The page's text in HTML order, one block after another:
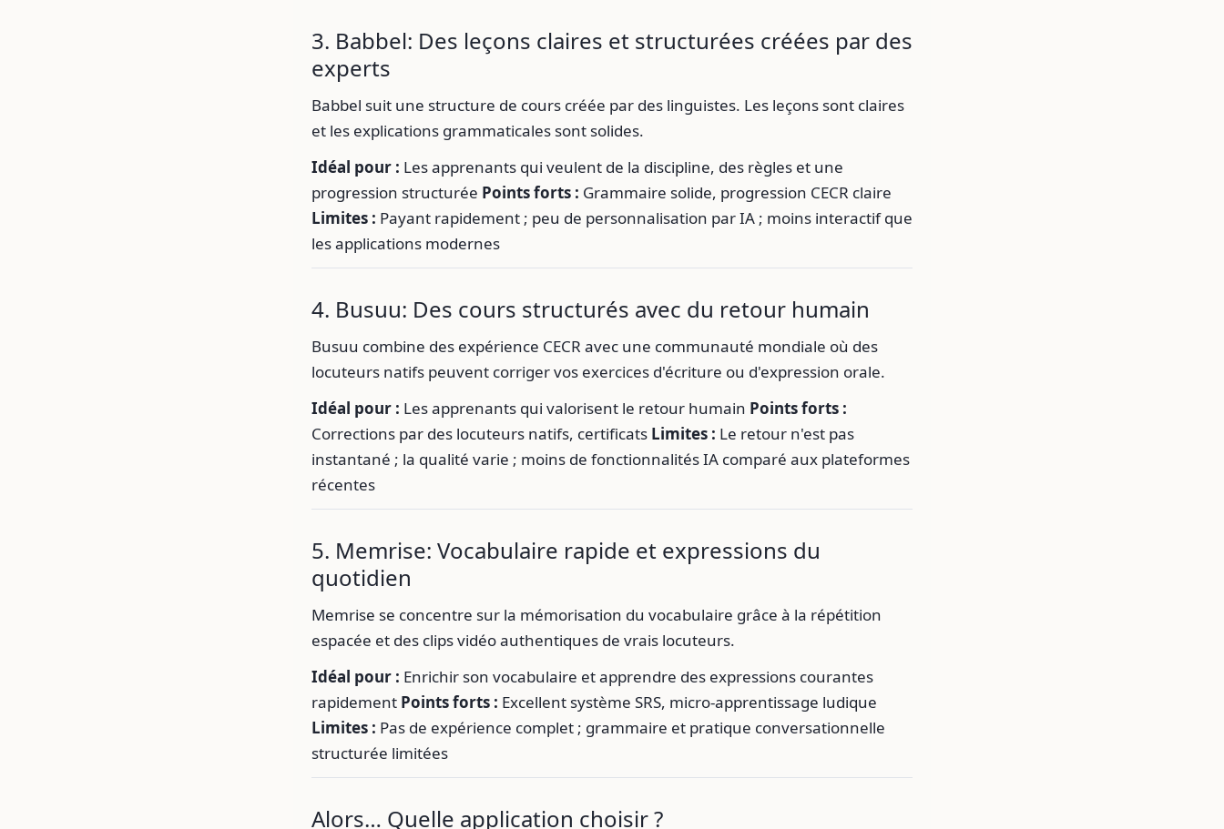
3. Babbel: Des leçons claires et structurées créées par des
experts
Babbel suit une structure de cours créée par des linguistes. Les leçons sont claires
et les explications grammaticales sont solides.
Idéal pour : Les apprenants qui veulent de la discipline, des règles et une
progression structurée Points forts : Grammaire solide, progression CECR claire
Limites : Payant rapidement ; peu de personnalisation par IA ; moins interactif que
les applications modernes
4. Busuu: Des cours structurés avec du retour humain
Busuu combine des expérience CECR avec une communauté mondiale où des
locuteurs natifs peuvent corriger vos exercices d'écriture ou d'expression orale.
Idéal pour : Les apprenants qui valorisent le retour humain Points forts :
Corrections par des locuteurs natifs, certificats Limites : Le retour n'est pas
instantané ; la qualité varie ; moins de fonctionnalités IA comparé aux plateformes
récentes
5. Memrise: Vocabulaire rapide et expressions du
quotidien
Memrise se concentre sur la mémorisation du vocabulaire grâce à la répétition
espacée et des clips vidéo authentiques de vrais locuteurs.
Idéal pour : Enrichir son vocabulaire et apprendre des expressions courantes
rapidement Points forts : Excellent système SRS, micro-apprentissage ludique
Limites : Pas de expérience complet ; grammaire et pratique conversationnelle
structurée limitées
Alors… Quelle application choisir ?